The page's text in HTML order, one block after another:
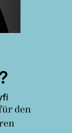
den